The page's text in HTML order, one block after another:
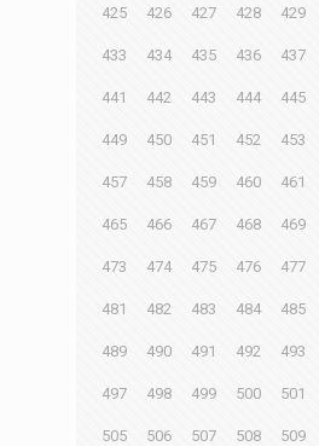
425 426 427 428 429
433 434 435 436 437
441 442 443 444 445
449 450 451 452 453
457 458 459 460 461
465 466 467 468 469
473 474 475 476 477
481 482 483 484 485
489 490 491 492 493
497 498 499 500 501
505 506 507 508 509